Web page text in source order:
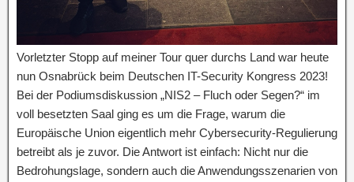
Vorletzter Stopp auf meiner Tour quer durchs Land war heute
nun Osnabrück beim Deutschen IT-Security Kongress 2023!
Bei der Podiumsdiskussion „NIS2 – Fluch oder Segen?“ im
voll besetzten Saal ging es um die Frage, warum die
Europäische Union eigentlich mehr Cybersecurity-Regulierung
betreibt als je zuvor. Die Antwort ist einfach: Nicht nur die
Bedrohungslage, sondern auch die Anwendungsszenarien von